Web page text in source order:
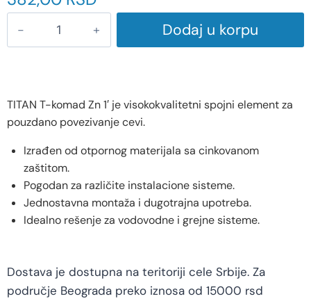
Dodaj u korpu
TITAN T-komad Zn 1′ je visokokvalitetni spojni element za
pouzdano povezivanje cevi.
Izrađen od otpornog materijala sa cinkovanom
zaštitom.
Pogodan za različite instalacione sisteme.
Jednostavna montaža i dugotrajna upotreba.
Idealno rešenje za vodovodne i grejne sisteme.
Dostava je dostupna na teritoriji cele Srbije. Za
područje Beograda preko iznosa od 15000 rsd